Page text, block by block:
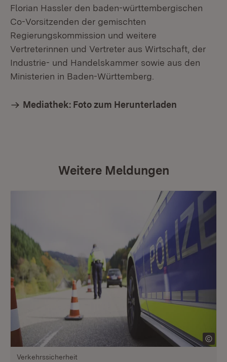
Florian Hassler den baden-württembergischen
Co-Vorsitzenden der gemischten
Regierungskommission und weitere
Vertreterinnen und Vertreter aus Wirtschaft, der
Industrie- und Handelskammer sowie aus den
Ministerien in Baden-Württemberg.
Mediathek: Foto zum Herunterladen
Weitere Meldungen
Verkehrssicherheit